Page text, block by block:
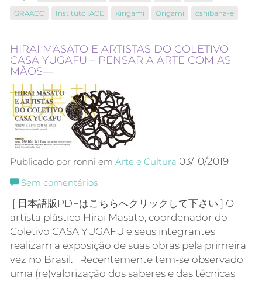
GRAACC
Instituto IACE Kirigami Origami oshibana-e
HIRAI MASATO E ARTISTAS DO COLETIVO
CASA YUGAFU – PENSAR A ARTE COM AS
MÃOS―
Publicado por ronni em Arte e Cultura 03/10/2019
Sem comentários
[ 日本語版PDFはこちらへクリックして下さい ] O
artista plástico Hirai Masato, coordenador do
Coletivo CASA YUGAFU e seus integrantes
realizam a exposição de suas obras pela primeira
vez no Brasil. Recentemente tem-se observado
uma (re)valorização dos saberes e das técnicas